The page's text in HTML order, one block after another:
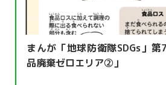
まんが「地球防衛隊SDGs」
品廃棄ゼロエリア②」